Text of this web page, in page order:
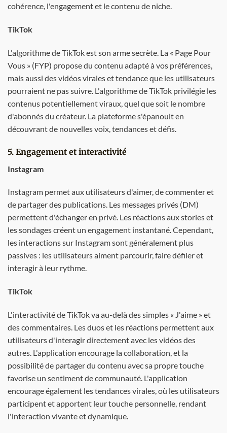
cohérence, l'engagement et le contenu de niche.
TikTok
L'algorithme de TikTok est son arme secrète. La « Page Pour
Vous » (FYP) propose du contenu adapté à vos préférences,
mais aussi des vidéos virales et tendance que les utilisateurs
pourraient ne pas suivre. L'algorithme de TikTok privilégie les
contenus potentiellement viraux, quel que soit le nombre
d'abonnés du créateur. La plateforme s'épanouit en
découvrant de nouvelles voix, tendances et défis.
5. Engagement et interactivité
Instagram
Instagram permet aux utilisateurs d'aimer, de commenter et
de partager des publications. Les messages privés (DM)
permettent d'échanger en privé. Les réactions aux stories et
les sondages créent un engagement instantané. Cependant,
les interactions sur Instagram sont généralement plus
passives : les utilisateurs aiment parcourir, faire défiler et
interagir à leur rythme.
TikTok
L'interactivité de TikTok va au-delà des simples « J'aime » et
des commentaires. Les duos et les réactions permettent aux
utilisateurs d'interagir directement avec les vidéos des
autres. L'application encourage la collaboration, et la
possibilité de partager du contenu avec sa propre touche
favorise un sentiment de communauté. L'application
encourage également les tendances virales, où les utilisateurs
participent et apportent leur touche personnelle, rendant
l'interaction vivante et dynamique.